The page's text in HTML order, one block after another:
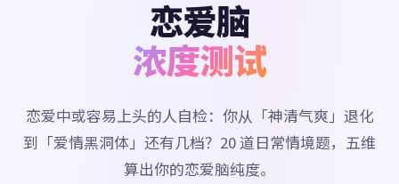
恋爱脑
浓度测试
恋爱中或容易上头的人自检：你从「神清气爽」退化
到「爱情黑洞体」还有几档？20 道日常情境题，五维
算出你的恋爱脑纯度。